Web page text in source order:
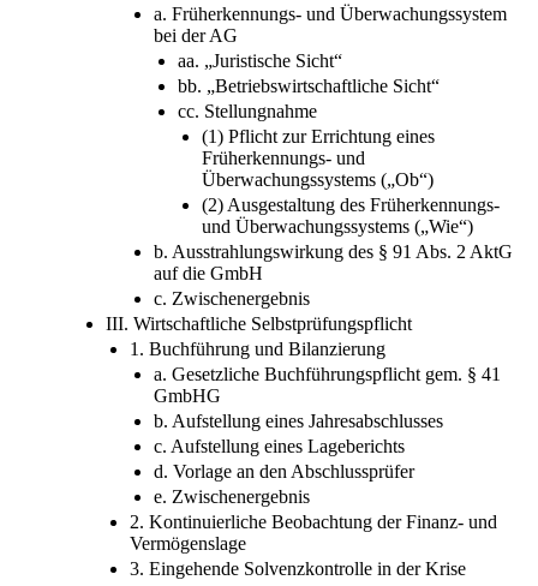
a. Früherkennungs- und Überwachungssystem
bei der AG
aa. „Juristische Sicht“
bb. „Betriebswirtschaftliche Sicht“
cc. Stellungnahme
(1) Pflicht zur Errichtung eines
Früherkennungs- und
Überwachungssystems („Ob“)
(2) Ausgestaltung des Früherkennungs-
und Überwachungssystems („Wie“)
b. Ausstrahlungswirkung des § 91 Abs. 2 AktG
auf die GmbH
c. Zwischenergebnis
III. Wirtschaftliche Selbstprüfungspflicht
1. Buchführung und Bilanzierung
a. Gesetzliche Buchführungspflicht gem. § 41
GmbHG
b. Aufstellung eines Jahresabschlusses
c. Aufstellung eines Lageberichts
d. Vorlage an den Abschlussprüfer
e. Zwischenergebnis
2. Kontinuierliche Beobachtung der Finanz- und
Vermögenslage
3. Eingehende Solvenzkontrolle in der Krise